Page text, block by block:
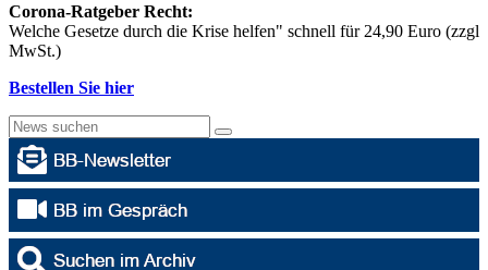
Corona-Ratgeber Recht:
Welche Gesetze durch die Krise helfen" schnell für 24,90 Euro (zzgl
MwSt.)
Bestellen Sie hier